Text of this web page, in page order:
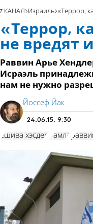
7 КАНАЛ Израиль «Террор,
«Террор,
не вредят
Раввин Арье
Исраэль
нам не нужно
Йоссеф Йак
24.06.15, 9:30
ешива хэсдер Рамла